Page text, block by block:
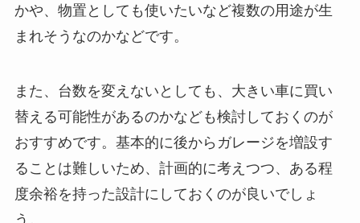
かや、物置としても使いたいなど複数の用途が生
まれそうなのかなどです。
また、台数を変えないとしても、大きい車に買い
替える可能性があるのかなども検討しておくのが
おすすめです。基本的に後からガレージを増設す
ることは難しいため、計画的に考えつつ、ある程
度余裕を持った設計にしておくのが良いでしょ
う。